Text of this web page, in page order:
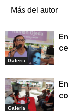
Más del autor
Galeria
Galeria